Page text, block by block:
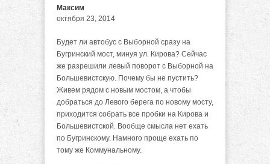
Максим
октября 23, 2014
Будет ли автобус с Выборной сразу на
Бугринский мост, минуя ул. Кирова? Сейчас
же разрешили левый поворот с Выборной на
Большевистскую. Почему бы не пустить?
Живем рядом с новым мостом, а чтобы
добраться до Левого берега по новому мосту,
приходится собрать все пробки на Кирова и
Большевистской. Вообще смысла нет ехать
по Бугринскому. Намного проще ехать по
тому же Коммунальному.